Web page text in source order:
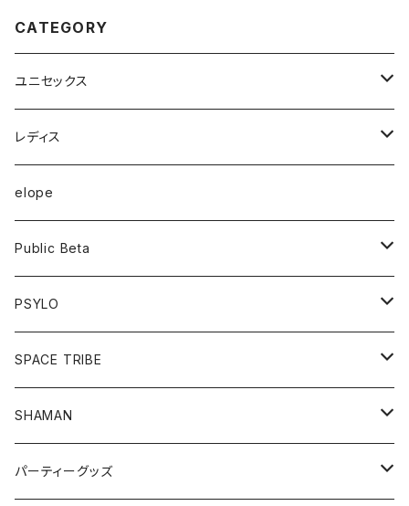
CATEGORY
ユニセックス
半袖Tシャツ
長袖Tシャツ
フーディー
パンツ
シューズ
服飾雑貨
レディス
トップス
ボトム
ワンピース
オールインワン
シューズ
服飾雑貨
elope
Public Beta
半袖Tシャツ
フーディー
長袖Tシャツ
PSYLO
トップス
ボトム
服飾雑貨
SPACE TRIBE
Tシャツ
フーディー
SHAMAN
トップス
パーティーグッズ